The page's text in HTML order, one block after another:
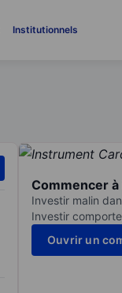
Institutionnels
Commencer
Investir malin
Investir
Ouvrir un